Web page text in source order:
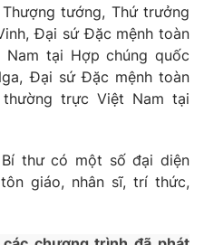
VTV Thể thao
động sản
tướng, Thứ trưởng
Đại sứ Đặc mệnh toàn
Nam tại Hợp chúng quốc
Đại sứ Đặc mệnh toàn
trực Việt Nam tại
thư có một số đại diện
giáo, nhân sĩ, trí thức,